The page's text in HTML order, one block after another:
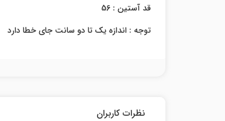
قد آستین : 56
توجه : اندازه یک تا دو سانت جای خطا دارد
نظرات کاربران